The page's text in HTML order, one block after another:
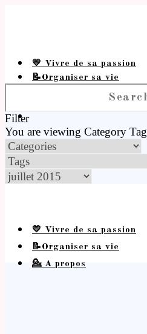
💛 Vivre de sa passion
📝Organiser sa vie
Filter
You are viewing Category Tag
💛 Vivre de sa passion
📝Organiser sa vie
💁 A propos